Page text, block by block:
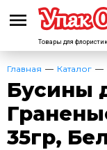
Товары для
Главная Каталог
Бусины
35гр,